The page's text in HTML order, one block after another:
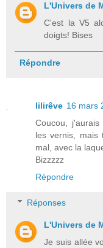
L'Univers de
C'est la V5
doigts! Bises
Répondre
lilirêve 16 mars
Coucou,
les vernis, mais
mal, avec la
Bizzzzz
Répondre
Réponses
L'Univers de
Je suis allée